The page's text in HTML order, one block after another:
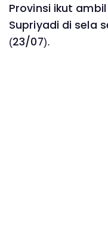
Provinsi ikut
Supriyadi di sela
(23/07).